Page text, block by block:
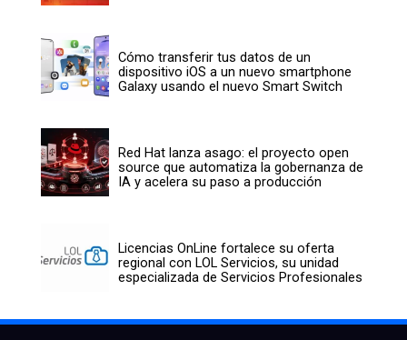
Cómo transferir tus datos de un
dispositivo iOS a un nuevo smartphone
Galaxy usando el nuevo Smart Switch
Red Hat lanza asago: el proyecto open
source que automatiza la gobernanza de
IA y acelera su paso a producción
Licencias OnLine fortalece su oferta
regional con LOL Servicios, su unidad
especializada de Servicios Profesionales